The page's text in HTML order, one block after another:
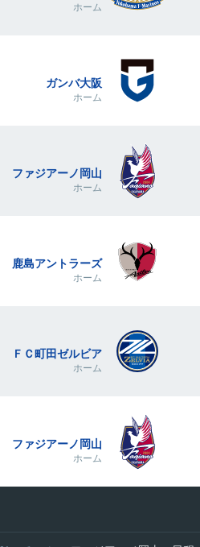
ホーム
ガンバ大阪
ホーム
ファジアーノ岡山
ホーム
鹿島アントラーズ
ホーム
ＦＣ町田ゼルビア
ホーム
ファジアーノ岡山
ホーム